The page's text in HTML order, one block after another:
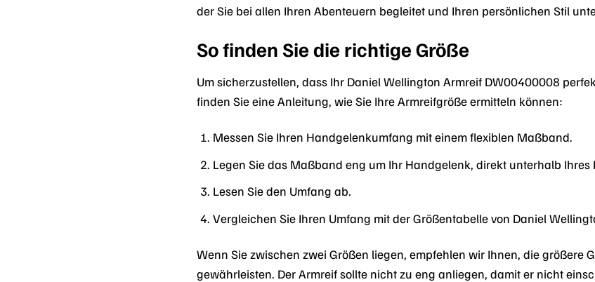
der Sie bei allen Ihren Abenteuern begleitet und Ihren persönlichen Stil
So finden Sie die richtige Größe
Um sicherzustellen, dass Ihr Daniel Wellington Armreif DW00400008
finden Sie eine Anleitung, wie Sie Ihre Armreifgröße ermitteln können:
Messen Sie Ihren Handgelenkumfang mit einem flexiblen Maßband.
Legen Sie das Maßband eng um Ihr Handgelenk, direkt unterhalb Ihres
Lesen Sie den Umfang ab.
Vergleichen Sie Ihren Umfang mit der Größentabelle von Daniel
Wenn Sie zwischen zwei Größen liegen, empfehlen wir Ihnen, die größere
gewährleisten. Der Armreif sollte nicht zu eng anliegen, damit er nicht